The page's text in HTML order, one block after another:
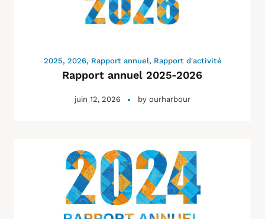
2025, 2026, Rapport annuel, Rapport d'activité
Rapport annuel 2025-2026
juin 12, 2026 by ourharbour